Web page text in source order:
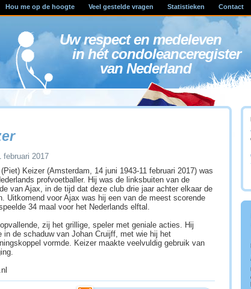
Hou me op de hoogte Veel gestelde vragen Statistieken Contact
Uw respect en medeleven
in hét condoleanceregister
van Nederland
februari 2017
Keizer (Amsterdam, 14 juni 1943-11 februari 2017) was
profvoetballer. Hij was de linksbuiten van de
van Ajax, in de tijd dat deze club drie jaar achter elkaar de
Uitkomend voor Ajax was hij een van de meest scorende
34 maal voor het Nederlands elftal.
zij het grillige, speler met geniale acties. Hij
in de schaduw van Johan Cruijff, met wie hij het
vormde. Keizer maakte veelvuldig gebruik van